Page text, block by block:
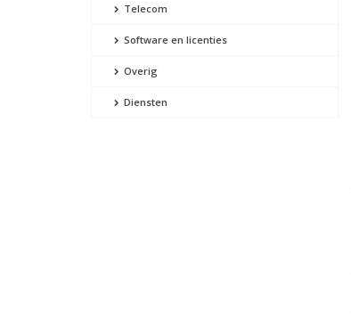
Telecom
Software en licenties
Overig
Diensten